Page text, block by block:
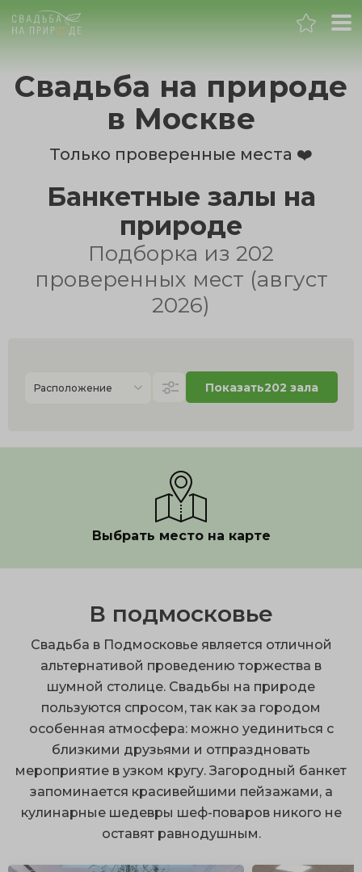
Банкет
Свадьба
День рождения
Корпоратив
Свадьба на природе
в Москве
Только проверенные места ❤️
Банкетные залы на
природе
Подборка из 202
проверенных мест (август
2026)
Расположение Показать202 зала
Выбрать место на карте
В подмосковье
Свадьба в Подмосковье является отличной
альтернативой проведению торжества в
шумной столице. Свадьбы на природе
пользуются спросом, так как за городом
особенная атмосфера: можно уединиться с
близкими друзьями и отпраздновать
мероприятие в узком кругу. Загородный банкет
запоминается красивейшими пейзажами, а
кулинарные шедевры шеф-поваров никого не
оставят равнодушным.